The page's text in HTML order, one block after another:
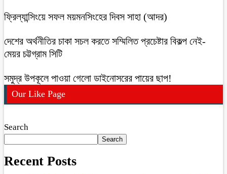
ফ্রিল্যান্সিংয়ে সফল ময়মনসিংহের দিবস সাহা (আদর)
দেশের অর্থনীতির চাকা সচল করতে সম্মিলিত প্রচেষ্টার বিকল্প নেই-
মেয়র চট্টগ্রাম সিটি
সমুদ্র উপকূলে পাওয়া গেলো ডাইনোসরের পায়ের ছাপ!
Our Like Page
Search
Search
Recent Posts